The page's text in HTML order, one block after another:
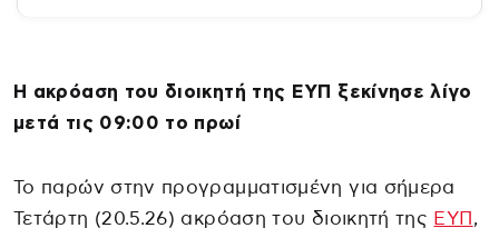
Η ακρόαση του διοικητή της ΕΥΠ ξεκίνησε λίγο
μετά τις 09:00 το πρωί
Το παρών στην προγραμματισμένη για σήμερα
Τετάρτη (20.5.26) ακρόαση του διοικητή της ΕΥΠ ,